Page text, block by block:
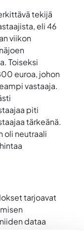
tekijä
eli 46
viikon
Toiseksi
euroa, johon
vastaaja.
piti
tärkeänä.
oli neutraali
tarjoavat
dataa